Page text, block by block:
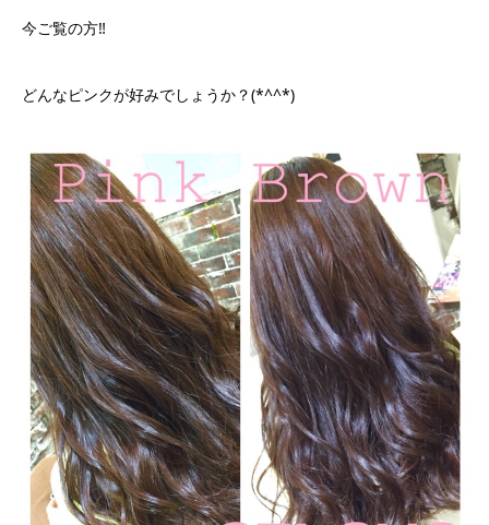
今ご覧の方‼️
どんなピンクが好みでしょうか？(*^^*)